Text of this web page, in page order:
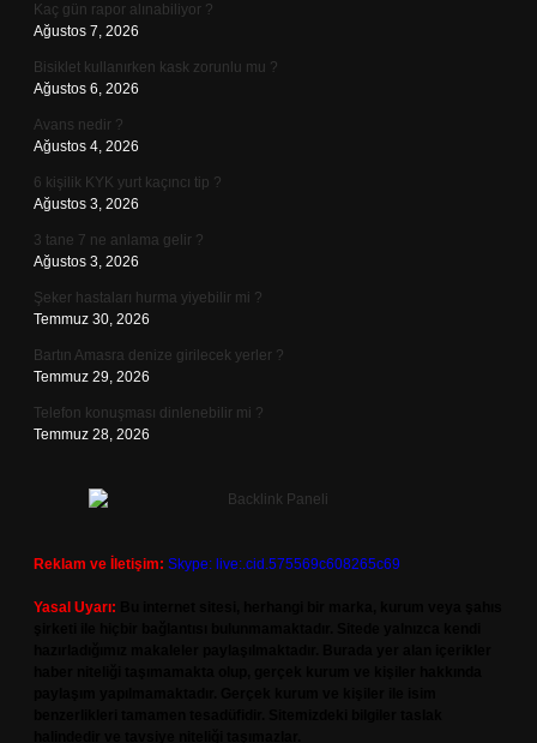
Kaç gün rapor alınabiliyor ?
Ağustos 7, 2026
Bisiklet kullanırken kask zorunlu mu ?
Ağustos 6, 2026
Avans nedir ?
Ağustos 4, 2026
6 kişilik KYK yurt kaçıncı tip ?
Ağustos 3, 2026
3 tane 7 ne anlama gelir ?
Ağustos 3, 2026
Şeker hastaları hurma yiyebilir mi ?
Temmuz 30, 2026
Bartın Amasra denize girilecek yerler ?
Temmuz 29, 2026
Telefon konuşması dinlenebilir mi ?
Temmuz 28, 2026
Reklam ve İletişim: Skype: live:.cid.575569c608265c69
Yasal Uyarı: